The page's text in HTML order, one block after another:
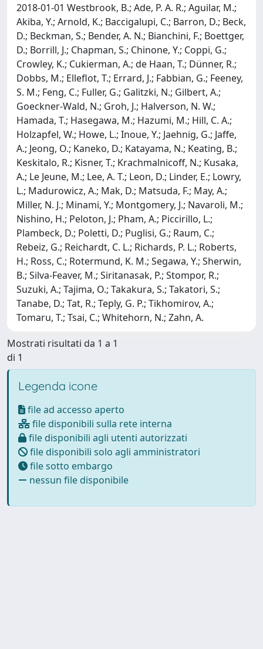
2018-01-01 Westbrook, B.; Ade, P. A. R.; Aguilar, M.;
Akiba, Y.; Arnold, K.; Baccigalupi, C.; Barron, D.; Beck,
D.; Beckman, S.; Bender, A. N.; Bianchini, F.; Boettger,
D.; Borrill, J.; Chapman, S.; Chinone, Y.; Coppi, G.;
Crowley, K.; Cukierman, A.; de Haan, T.; Dünner, R.;
Dobbs, M.; Elleflot, T.; Errard, J.; Fabbian, G.; Feeney,
S. M.; Feng, C.; Fuller, G.; Galitzki, N.; Gilbert, A.;
Goeckner-Wald, N.; Groh, J.; Halverson, N. W.;
Hamada, T.; Hasegawa, M.; Hazumi, M.; Hill, C. A.;
Holzapfel, W.; Howe, L.; Inoue, Y.; Jaehnig, G.; Jaffe,
A.; Jeong, O.; Kaneko, D.; Katayama, N.; Keating, B.;
Keskitalo, R.; Kisner, T.; Krachmalnicoff, N.; Kusaka,
A.; Le Jeune, M.; Lee, A. T.; Leon, D.; Linder, E.; Lowry,
L.; Madurowicz, A.; Mak, D.; Matsuda, F.; May, A.;
Miller, N. J.; Minami, Y.; Montgomery, J.; Navaroli, M.;
Nishino, H.; Peloton, J.; Pham, A.; Piccirillo, L.;
Plambeck, D.; Poletti, D.; Puglisi, G.; Raum, C.;
Rebeiz, G.; Reichardt, C. L.; Richards, P. L.; Roberts,
H.; Ross, C.; Rotermund, K. M.; Segawa, Y.; Sherwin,
B.; Silva-Feaver, M.; Siritanasak, P.; Stompor, R.;
Suzuki, A.; Tajima, O.; Takakura, S.; Takatori, S.;
Tanabe, D.; Tat, R.; Teply, G. P.; Tikhomirov, A.;
Tomaru, T.; Tsai, C.; Whitehorn, N.; Zahn, A.
Mostrati risultati da 1 a 1
di 1
Legenda icone
file ad accesso aperto
file disponibili sulla rete interna
file disponibili agli utenti autorizzati
file disponibili solo agli amministratori
file sotto embargo
nessun file disponibile